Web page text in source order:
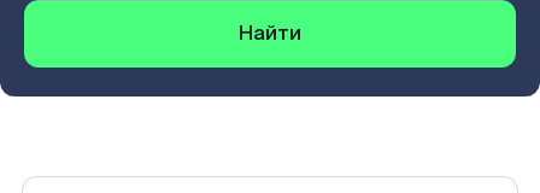
Найти